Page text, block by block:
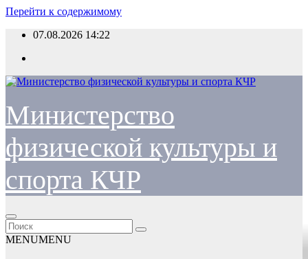
Перейти к содержимому
07.08.2026 14:22
Министерство
физической культуры и
спорта КЧР
MENUMENU